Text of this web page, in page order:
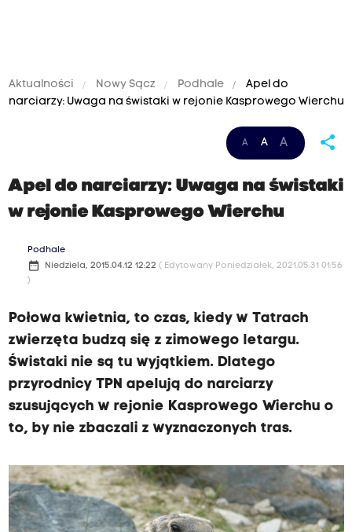
Aktualności Nowy Sącz Podhale
Apel do
narciarzy: Uwaga na świstaki w rejonie Kasprowego Wierchu
A A A share
Apel do narciarzy: Uwaga na świstaki
w rejonie Kasprowego Wierchu
Podhale
date_range Niedziela, 2015.04.12 12:22 ( Edytowany Poniedziałek, 2021.05.31 01:56
)
Połowa kwietnia, to czas, kiedy w Tatrach
zwierzęta budzą się z zimowego letargu.
Świstaki nie są tu wyjątkiem. Dlatego
przyrodnicy TPN apelują do narciarzy
szusujących w rejonie Kasprowego Wierchu o
to, by nie zbaczali z wyznaczonych tras.